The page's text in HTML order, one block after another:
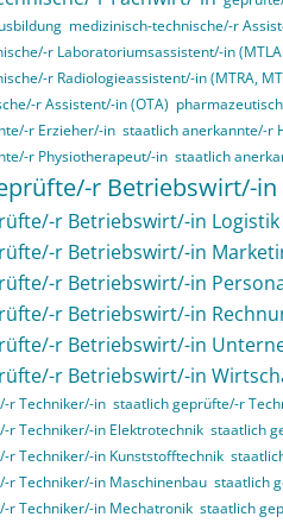
medizinisch-technische/-r
r Laboratoriumsassistent/-in
r Radiologieassistent/-in (MTRA,
r Assistent/-in (OTA)
r Erzieher/-in staatlich anerkannte/-r
r Physiotherapeut/-in staatlich
r Betriebswirt/-in
r Betriebswirt/-in Logistik
r Betriebswirt/-in
r Betriebswirt/-in
r Betriebswirt/-in
r Betriebswirt/-in
r Betriebswirt/-in
r Techniker/-in staatlich geprüfte/-r
r Techniker/-in Elektrotechnik staatlich
r Techniker/-in Kunststofftechnik
r Techniker/-in Maschinenbau staatlich
r Techniker/-in Mechatronik staatlich